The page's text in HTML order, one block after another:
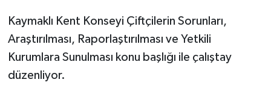
Kaymaklı Kent Konseyi Çiftçilerin Sorunları,
Araştırılması, Raporlaştırılması ve Yetkili
Kurumlara Sunulması konu başlığı ile çalıştay
düzenliyor.